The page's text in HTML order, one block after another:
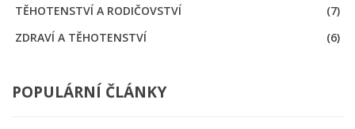
TĚHOTENSTVÍ A RODIČOVSTVÍ
(7)
ZDRAVÍ A TĚHOTENSTVÍ
(6)
POPULÁRNÍ ČLÁNKY